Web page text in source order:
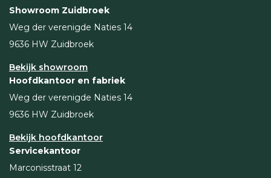
Showroom Zuidbroek
Weg der verenigde Naties 14
9636 HW Zuidbroek
Bekijk showroom
Hoofdkantoor en fabriek
Weg der verenigde Naties 14
9636 HW Zuidbroek
Bekijk hoofdkantoor
Servicekantoor
Marconisstraat 12